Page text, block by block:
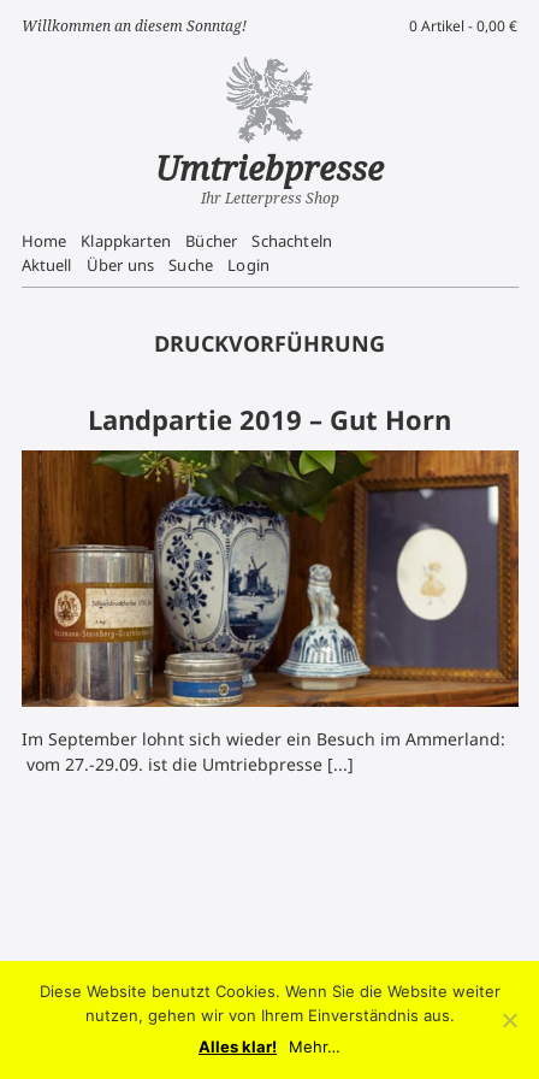
Willkommen an diesem Sonntag!
Umtriebpresse
Ihr Letterpress Shop
0 Artikel -0,00€
Home Klappkarten Bücher
Schachteln
Aktuell
Über uns Suche Login
DRUCKVORFÜHRUNG
Landpartie 2019 – Gut Horn
Im September lohnt sich wieder ein Besuch im Ammerland:
vom 27.-29.09. ist die Umtriebpresse [...]
2004-2026 © Umtriebpresse . Knooper Weg 42, 24103 Kiel .
Diese Website benutzt Cookies. Wenn Sie die Website weiter
nutzen, gehen wir von Ihrem Einverständnis aus.
Alles klar!
Mehr…